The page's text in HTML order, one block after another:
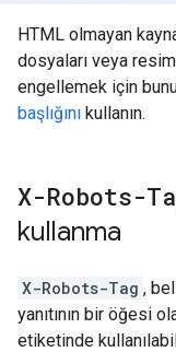
HTML olmayan
dosyaları veya
engellemek için
başlığını kullanın.
X-Robots-
kullanma
X-Robots-Tag ,
yanıtının bir öğesi
etiketinde